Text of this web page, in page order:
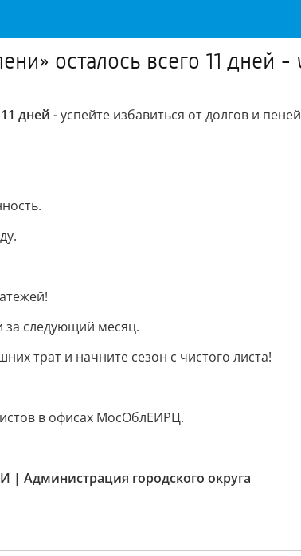
осталось всего 11 дней -
11 дней -успейте избавиться от долгов и
за следующий месяц.
трат и начните сезон с чистого листа!
в офисах МосОблЕИРЦ.
| Администрация городского округа